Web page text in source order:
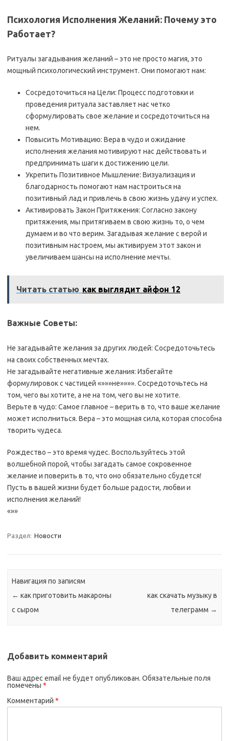
Психология Исполнения Желаний: Почему это
Работает?
Ритуалы загадывания желаний – это не просто магия, это
мощный психологический инструмент. Они помогают нам:
Сосредоточиться на Цели: Процесс подготовки и
проведения ритуала заставляет нас четко
сформулировать свое желание и сосредоточиться на
нем.
Повысить Мотивацию: Вера в чудо и ожидание
исполнения желания мотивируют нас действовать и
предпринимать шаги к достижению цели.
Укрепить Позитивное Мышление: Визуализация и
благодарность помогают нам настроиться на
позитивный лад и привлечь в свою жизнь удачу и успех.
Активировать Закон Притяжения: Согласно закону
притяжения, мы притягиваем в свою жизнь то, о чем
думаем и во что верим. Загадывая желание с верой и
позитивным настроем, мы активируем этот закон и
увеличиваем шансы на исполнение мечты.
Читать статью как выглядит айфон 12
Важные Советы:
Не загадывайте желания за других людей: Сосредоточьтесь
на своих собственных мечтах.
Не загадывайте негативные желания: Избегайте
формулировок с частицей «»»»не»»»». Сосредоточьтесь на
том, чего вы хотите, а не на том, чего вы не хотите.
Верьте в чудо: Самое главное – верить в то, что ваше желание
может исполниться. Вера – это мощная сила, которая способна
творить чудеса.
Рождество – это время чудес. Воспользуйтесь этой
волшебной порой, чтобы загадать самое сокровенное
желание и поверить в то, что оно обязательно сбудется!
Пусть в вашей жизни будет больше радости, любви и
исполнения желаний!
«»»
Раздел: Новости
Навигация по записям
← как приготовить макароны
с сыром
как скачать музыку в
телеграмм →
Добавить комментарий
Ваш адрес email не будет опубликован. Обязательные поля
помечены *
Комментарий *